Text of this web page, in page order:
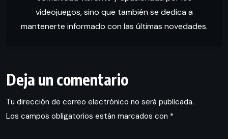
videojuegos, sino que también se dedica a
mantenerte informado con las últimas novedades.
Deja un comentario
Tu dirección de correo electrónico no será publicada.
Los campos obligatorios están marcados con *